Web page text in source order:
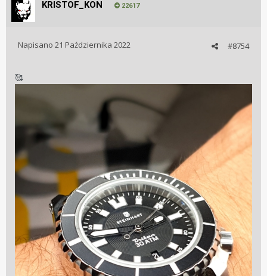
KRISTOF_KON 22617
#8754
Napisano 21 Października 2022
🥰